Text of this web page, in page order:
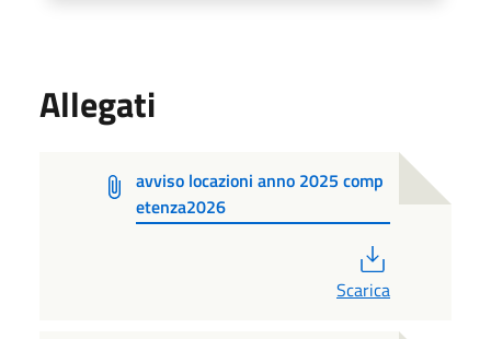
Allegati
avviso locazioni anno 2025 comp
etenza2026
Scarica